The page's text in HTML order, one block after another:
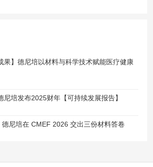
果】德尼培以材料与科学技术赋能医疗健康
尼培发布2025财年【可持续发展报告】
德尼培在 CMEF 2026 交出三份材料答卷